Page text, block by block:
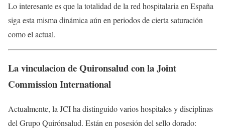
Lo interesante es que la totalidad de la red hospitalaria en España
siga esta misma dinámica aún en periodos de cierta saturación
como el actual.
La vinculacion de Quironsalud con la Joint
Commission International
Actualmente, la JCI ha distinguido varios hospitales y disciplinas
del Grupo Quirónsalud. Están en posesión del sello dorado: